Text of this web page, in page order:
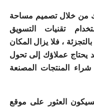
من خلالتصميم مساحة
تقنيات التسويق
بالتجزئة ، فلا يزال المكان
يحتاج عملاؤك إلى تحول
المنتجات المصنعة
العثور على موقع